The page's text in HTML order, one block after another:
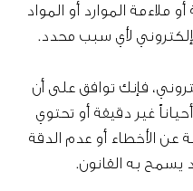
ملاءمة الموارد أو المواد
لأي سبب محدد.
فإنك توافق على أن
غير دقيقة أو تحتوي
الأخطاء أو عدم الدقة
يسمح به القانون.